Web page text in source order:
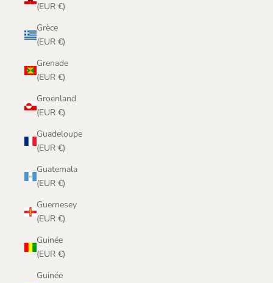
(EUR €)
Grèce
(EUR €)
Grenade
(EUR €)
Groenland
(EUR €)
Guadeloupe
(EUR €)
Guatemala
(EUR €)
Guernesey
(EUR €)
Guinée
(EUR €)
Guinée